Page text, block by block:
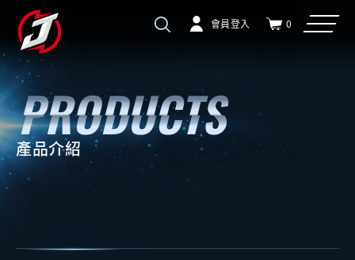
會員登入 0
產品介紹